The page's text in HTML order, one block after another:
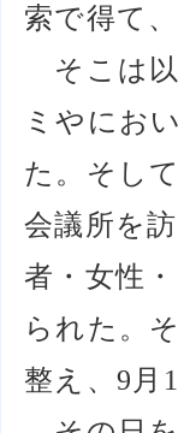
索で得て
そこは以
ミやにお
た。そし
会議所を
者・女性
られた。
整え、9月